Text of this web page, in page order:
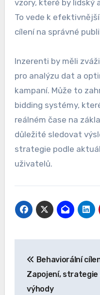
sledovat jejich
funguje pro jejich
také dodržovat
dat.
Využití
Umělá inteligence
moderním cílení
automatizaci a
analyzovat velké
To vede k
cílení na správné
kampaní. Může to
bidding systémy,
reálném čase na